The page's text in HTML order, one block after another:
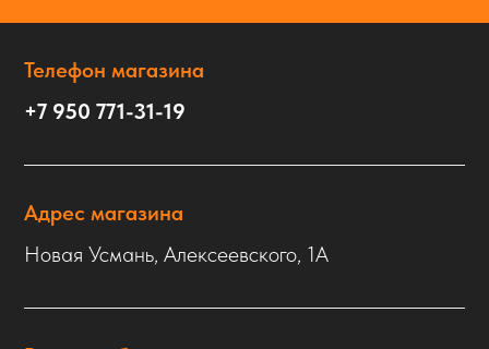
Телефон магазина
+7 950 771-31-19
Адрес магазина
Новая Усмань, Алексеевского, 1А